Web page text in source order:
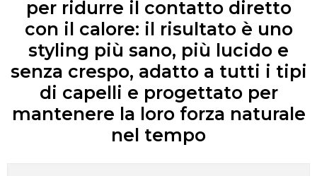
per ridurre il contatto diretto
con il calore: il risultato è uno
styling più sano, più lucido e
senza crespo, adatto a tutti i tipi
di capelli e progettato per
mantenere la loro forza naturale
nel tempo